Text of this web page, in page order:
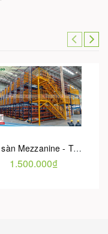
Kệ sàn Mezzanine - Tải trọng 300 - 1000 kg/m² nhiều tầng hàng
1.500.000₫